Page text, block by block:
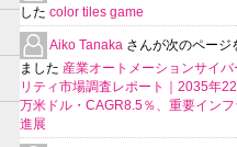
した color tiles game
Aiko Tanaka さんが次のページ
ました 産業オートメーションサイ
リティ市場調査レポート｜2035年
万米ドル・CAGR8.5％、重要イン
進展